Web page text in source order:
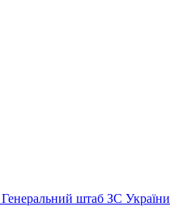
штаб ЗС України